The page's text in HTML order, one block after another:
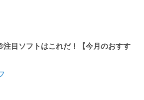
目ソフトはこれだ！【今月のおすす